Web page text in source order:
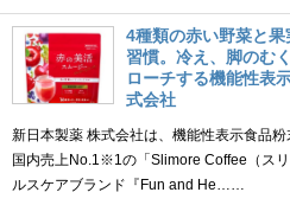
4種類の赤い野菜と
習慣。冷え、脚のむ
ローチする機能性表
式会社
新日本製薬 株式会社は、機能性表示食品
国内売上No.1※1の「Slimore Coffee（ス
ルスケアブランド『Fun and He……